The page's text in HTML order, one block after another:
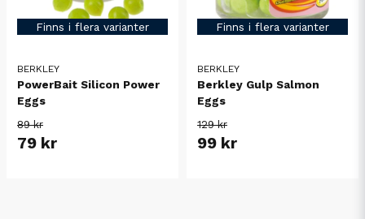
Finns i flera varianter
BERKLEY
PowerBait Silicon Power
Eggs
89 kr
79 kr
Finns i flera varianter
BERKLEY
Berkley Gulp Salmon
Eggs
129 kr
99 kr